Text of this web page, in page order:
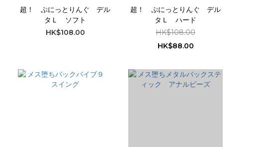
超！ ぷにっとりんぐ デル
タＬ ソフト
HK$108.00
超！ ぷにっとりんぐ デル
タＬ ハード
HK$108.00
HK$88.00